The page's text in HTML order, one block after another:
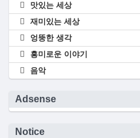
맛있는 세상
재미있는 세상
엉뚱한 생각
흥미로운 이야기
음악
Adsense
Notice